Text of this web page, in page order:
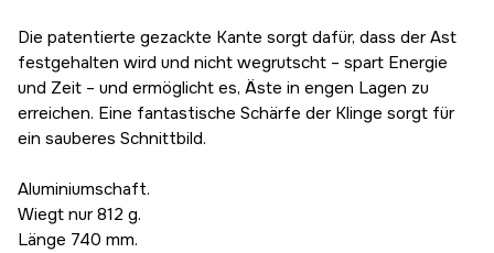
Die patentierte gezackte Kante sorgt dafür, dass der Ast
festgehalten wird und nicht wegrutscht – spart Energie
und Zeit – und ermöglicht es, Äste in engen Lagen zu
erreichen. Eine fantastische Schärfe der Klinge sorgt für
ein sauberes Schnittbild.
Aluminiumschaft.
Wiegt nur 812 g.
Länge 740 mm.